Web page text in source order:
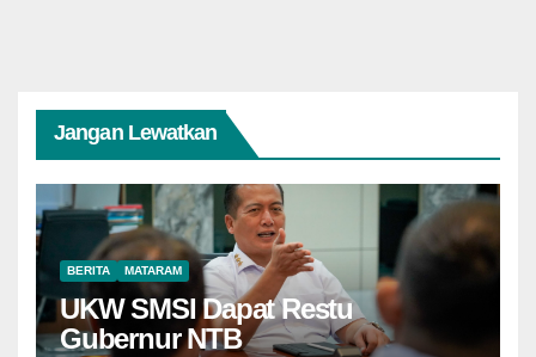
Jangan Lewatkan
BERITA MATARAM
UKW SMSI Dapat Restu
Gubernur NTB